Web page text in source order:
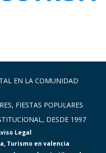
EN LA COMUNIDAD
FIESTAS POPULARES
DESDE 1997
Legal
, Turismo en valencia